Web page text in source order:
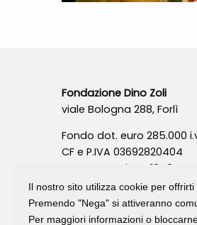
Fondazione Dino Zoli
viale Bologna 288, Forlì
Fondo dot. euro 285.000
CF e P.IVA 03692820404
Isc.Reg Per.Giu. n. 10404
Il nostro sito utilizza cookie per
Premendo "Nega" si attiveranno
Per maggiori informazioni o